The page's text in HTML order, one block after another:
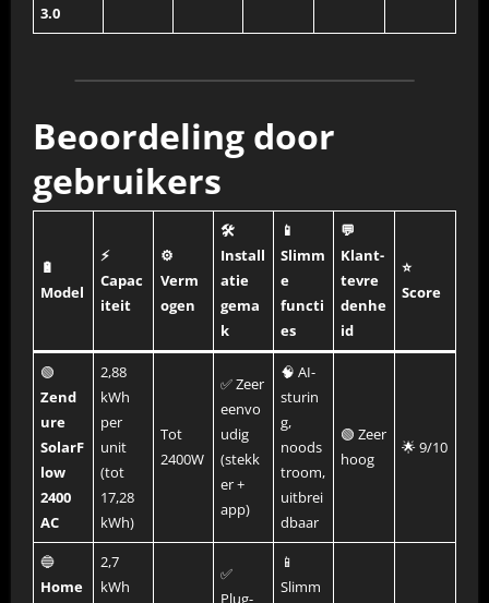
3.0
Beoordeling door
gebruikers
🔋
Model
⚡
Capac
iteit
⚙️
Verm
ogen
🛠️
Install
atie
gema
k
📱
Slimm
e
functi
es
💬
Klant-
tevre
denhe
id
⭐
Score
🟢
Zend
ure
SolarF
low
2400
AC
2,88
kWh
per
unit
(tot
17,28
kWh)
Tot
2400W
✅ Zeer
eenvo
udig
(stekk
er +
app)
🧠 AI-
sturin
g,
noods
troom,
uitbrei
dbaar
🟢 Zeer
hoog
🌟 9/10
🔵
Home
2,7
kWh
✅
Plug-
📱
Slimm